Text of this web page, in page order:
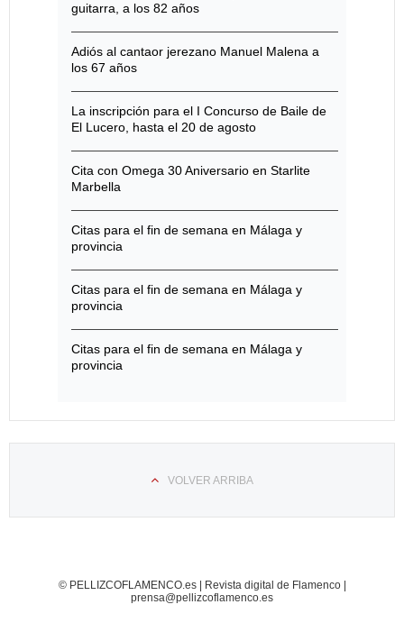
guitarra, a los 82 años
Adiós al cantaor jerezano Manuel Malena a
los 67 años
La inscripción para el I Concurso de Baile de
El Lucero, hasta el 20 de agosto
Cita con Omega 30 Aniversario en Starlite
Marbella
Citas para el fin de semana en Málaga y
provincia
Citas para el fin de semana en Málaga y
provincia
Citas para el fin de semana en Málaga y
provincia
VOLVER ARRIBA
© PELLIZCOFLAMENCO.es | Revista digital de Flamenco |
prensa@pellizcoflamenco.es